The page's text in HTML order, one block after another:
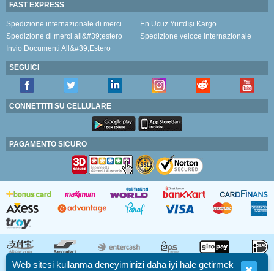
FAST EXPRESS
Spedizione internazionale di merci
En Ucuz Yurtdışı Kargo
Spedizione di merci all&#39;estero
Spedizione veloce internazionale
Invio Documenti All&#39;Estero
SEGUICI
CONNETTITI SU CELLULARE
PAGAMENTO SICURO
Web sitesi kullanma deneyiminizi daha iyi hale getirmek